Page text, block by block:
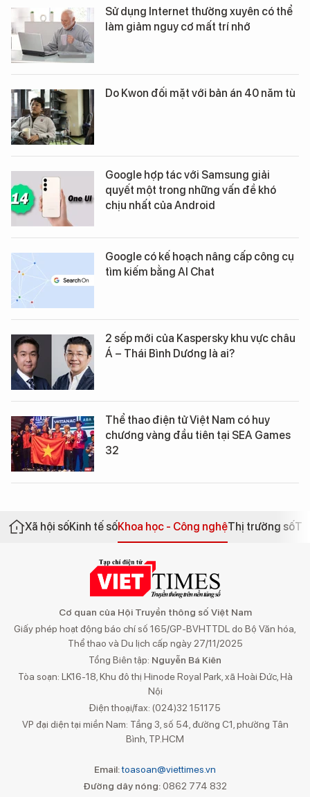
Sử dụng Internet thường xuyên có thể
làm giảm nguy cơ mất trí nhớ
Do Kwon đối mặt với bản án 40 năm tù
Google hợp tác với Samsung giải
quyết một trong những vấn đề khó
chịu nhất của Android
Google có kế hoạch nâng cấp công cụ
tìm kiếm bằng AI Chat
2 sếp mới của Kaspersky khu vực châu
Á – Thái Bình Dương là ai?
Thể thao điện tử Việt Nam có huy
chương vàng đầu tiên tại SEA Games
32
Xã hội sốKinh tế sốKhoa học - Công nghệThị trường số
Cơ quan của Hội Truyền thông số Việt Nam
Giấy phép hoạt động báo chí số 165/GP-BVHTTDL do Bộ Văn hóa,
Thể thao và Du lịch cấp ngày 27/11/2025
Tổng Biên tập: Nguyễn Bá Kiên
Tòa soạn: LK16-18, Khu đô thị Hinode Royal Park, xã Hoài Đức, Hà
Nội
Điện thoại/fax: (024)32 151175
VP đại diện tại miền Nam: Tầng 3, số 54, đường C1, phường Tân
Bình, TP.HCM
Email:toasoan@viettimes.vn
Đường dây nóng: 0862 774 832